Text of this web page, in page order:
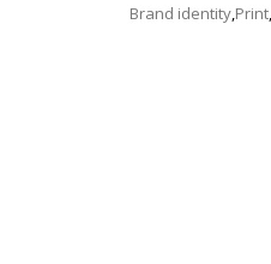
Brand identity,Print,